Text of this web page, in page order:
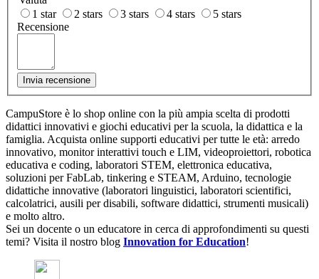
1 star
2 stars 3 stars 4 stars
5 stars
Recensione
Invia recensione
CampuStore è lo shop online con la più ampia scelta di prodotti
didattici innovativi e giochi educativi per la scuola, la didattica e la
famiglia. Acquista online supporti educativi per tutte le età: arredo
innovativo, monitor interattivi touch e LIM, videoproiettori, robotica
educativa e coding, laboratori STEM, elettronica educativa,
soluzioni per FabLab, tinkering e STEAM, Arduino, tecnologie
didattiche innovative (laboratori linguistici, laboratori scientifici,
calcolatrici, ausili per disabili, software didattici, strumenti musicali)
e molto altro.
Sei un docente o un educatore in cerca di approfondimenti su questi
temi? Visita il nostro blog Innovation for Education!